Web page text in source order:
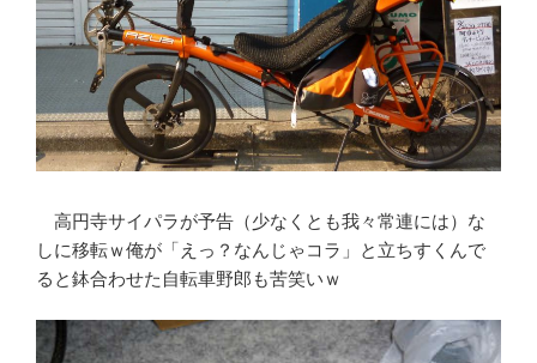
高円寺サイパラが予告（少なくとも我々常連には）な
しに移転ｗ俺が「えっ？なんじゃコラ」と立ちすくんで
ると鉢合わせた自転車野郎も苦笑いｗ